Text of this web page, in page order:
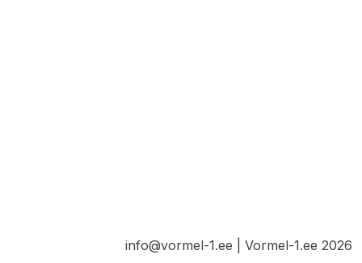
info@vormel-1.ee | Vormel-1.ee 2026